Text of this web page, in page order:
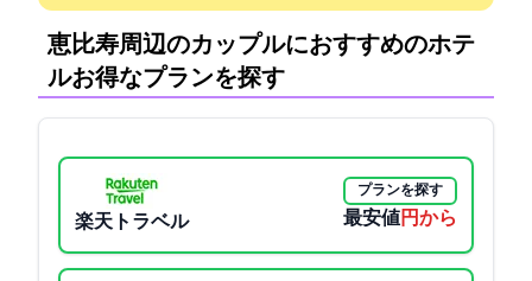
恵比寿周辺のカップルにおすすめのホテ
ル:お得なプランを探す
楽天トラベル
プランを探す
最安値2800円から